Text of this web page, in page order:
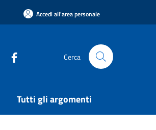
Accedi all'area personale
Cerca
Tutti gli argomenti